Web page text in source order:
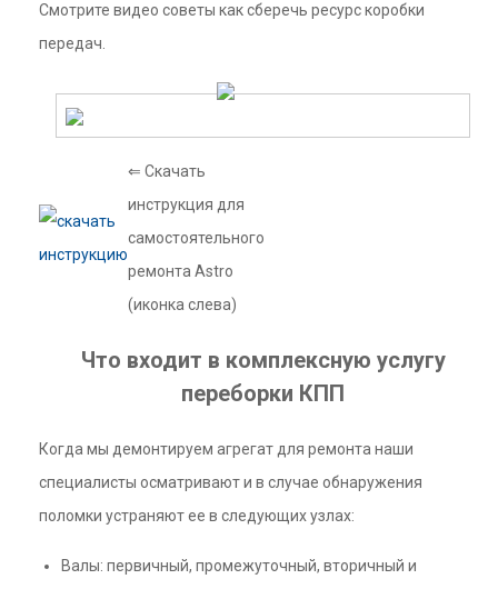
Смотрите видео советы как сберечь ресурс коробки
передач.
⇐ Скачать
инструкция для
самостоятельного
ремонта Astro
(иконка слева)
Что входит в комплексную услугу
переборки КПП
Когда мы демонтируем агрегат для ремонта наши
специалисты осматривают и в случае обнаружения
поломки устраняют ее в следующих узлах:
Валы: первичный, промежуточный, вторичный и